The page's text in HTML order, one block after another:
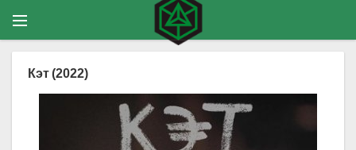
Кэт (2022)